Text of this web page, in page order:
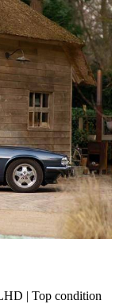
| Top condition